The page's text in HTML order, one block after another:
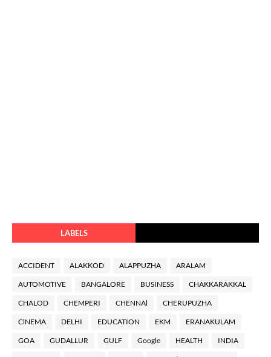
LABELS
ACCIDENT ALAKKOD ALAPPUZHA ARALAM
AUTOMOTIVE BANGALORE BUSINESS CHAKKARAKKAL
CHALOD CHEMPERI CHENNAl CHERUPUZHA
ClNEMA DELHI EDUCATION EKM ERANAKULAM
GOA GUDALLUR GULF Google HEALTH INDIA